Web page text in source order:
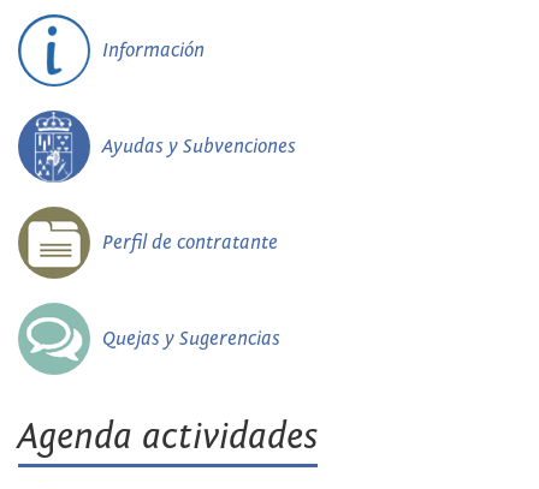
Información
Ayudas y Subvenciones
Perfil de contratante
Quejas y Sugerencias
Agenda actividades